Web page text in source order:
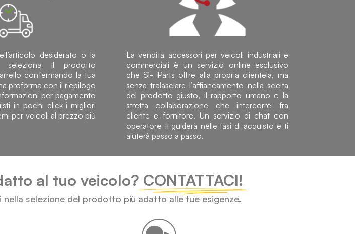
desiderato o la
seleziona il prodotto
confermando la tua
proforma con il riepilogo
per pagamento
in pochi click i migliori
per veicoli al prezzo più
La vendita accessori per veicoli industriali e
commerciali è un servizio online esclusivo
che Sì- Parts offre alla propria clientela, ma
senza tralasciare l’affiancamento nella scelta
del prodotto giusto, il rapporto umano e la
stretta collaborazione che intercorre fra
cliente e fornitore. Un servizio di chat con
operatore ti guiderà nelle fasi di acquisto e ti
aiuterà passo a passo.
al tuo veicolo? CONTATTACI!
selezione del prodotto più adatto alle tue esigenze.